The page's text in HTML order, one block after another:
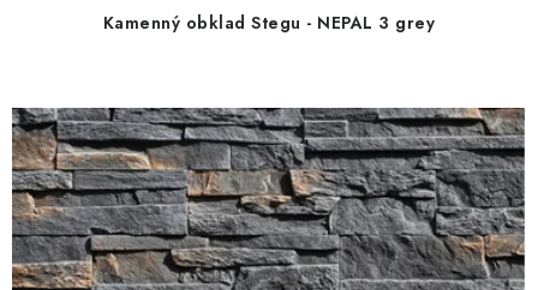
Kamenný obklad Stegu - NEPAL 3 grey